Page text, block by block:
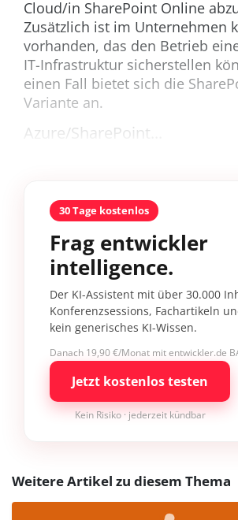
Cloud/in SharePoint Online
Zusätzlich ist im Unternehmen
vorhanden, das den Betrieb
IT-Infrastruktur sicherstellen
einen Fall bietet sich die
Variante an.
Azure/SharePoint...
30 Tage kostenlos
Frag entwickler
intelligence.
Der KI-Assistent mit über 30.000
Konferenzsessions, Fachartikeln
kein generisches KI-Wissen.
Danach 19,90 €/Monat mit entwickler.de
Jetzt kostenlos testen
Kein Risiko · jederzeit kündbar
Weitere Artikel zu diesem Thema